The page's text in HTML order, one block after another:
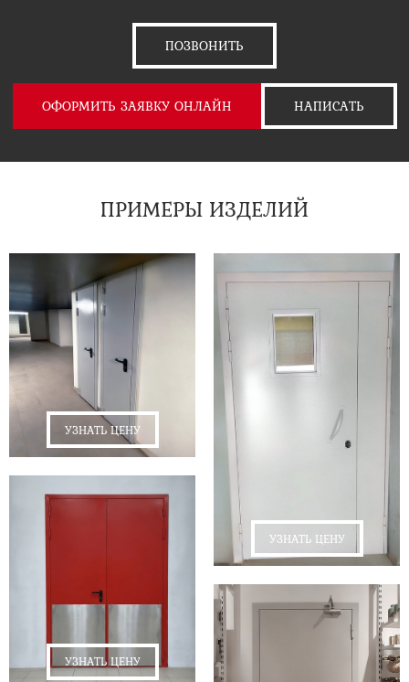
ПОЗВОНИТЬ
ОФОРМИТЬ ЗАЯВКУ ОНЛАЙН НАПИСАТЬ
ПРИМЕРЫ ИЗДЕЛИЙ
УЗНАТЬ ЦЕНУ
УЗНАТЬ ЦЕНУ
УЗНАТЬ ЦЕНУ